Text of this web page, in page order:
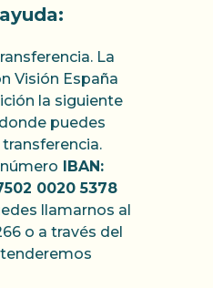
La
Visión España
la siguiente
puedes
IBAN:
0020 5378
llamarnos al
o a través del